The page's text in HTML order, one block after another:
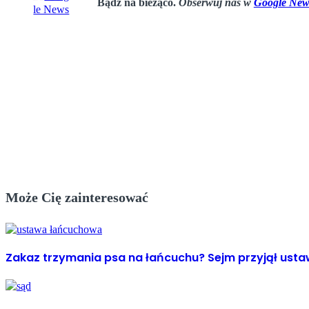
Może Cię zainteresować
Zakaz trzymania psa na łańcuchu? Sejm przyjął